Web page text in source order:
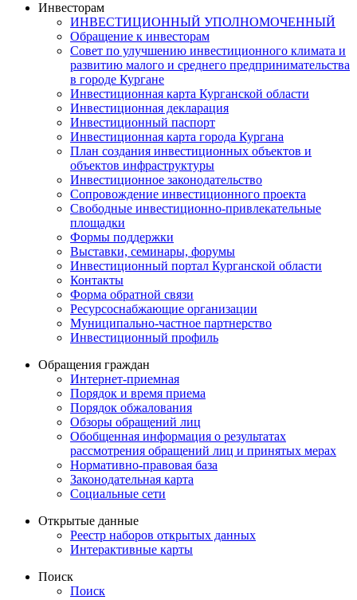
Инвесторам
ИНВЕСТИЦИОННЫЙ УПОЛНОМОЧЕННЫЙ
Обращение к инвесторам
Совет по улучшению инвестиционного климата и
развитию малого и среднего предпринимательства
в городе Кургане
Инвестиционная карта Курганской области
Инвестиционная декларация
Инвестиционный паспорт
Инвестиционная карта города Кургана
План создания инвестиционных объектов и
объектов инфраструктуры
Инвестиционное законодательство
Сопровождение инвестиционного проекта
Свободные инвестиционно-привлекательные
площадки
Формы поддержки
Выставки, семинары, форумы
Инвестиционный портал Курганской области
Контакты
Форма обратной связи
Ресурсоснабжающие организации
Муниципально-частное партнерство
Инвестиционный профиль
Обращения граждан
Интернет-приемная
Порядок и время приема
Порядок обжалования
Обзоры обращений лиц
Обобщенная информация о результатах
рассмотрения обращений лиц и принятых мерах
Нормативно-правовая база
Законодательная карта
Социальные сети
Открытые данные
Реестр наборов открытых данных
Интерактивные карты
Поиск
Поиск